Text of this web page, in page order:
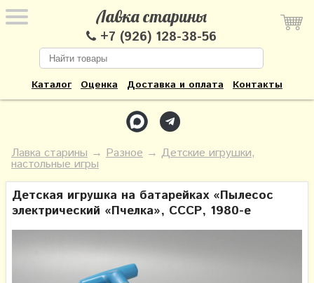
Лавка старины
+7 (926) 128-38-56
Каталог Оценка Доставка и оплата Контакты
Лавка старины → Разное → Детские игрушки,
настольные игры
Детская игрушка на батарейках «Пылесос
электрический «Пчелка», СССР, 1980-е